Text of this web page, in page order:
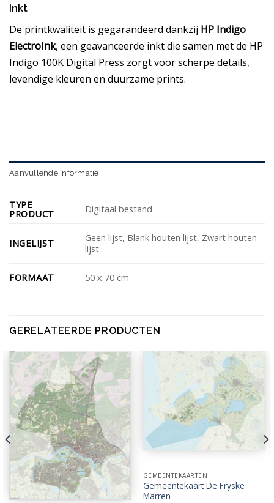
Inkt
De printkwaliteit is gegarandeerd dankzij HP Indigo
ElectroInk, een geavanceerde inkt die samen met de HP
Indigo 100K Digital Press zorgt voor scherpe details,
levendige kleuren en duurzame prints.
Aanvullende informatie
TYPE
PRODUCT Digitaal bestand
INGELIJST
Geen lijst, Blank houten lijst, Zwart houten
lijst
FORMAAT 50 x 70 cm
GERELATEERDE PRODUCTEN
GEMEENTEKAARTEN
Gemeentekaart De Fryske
Marren